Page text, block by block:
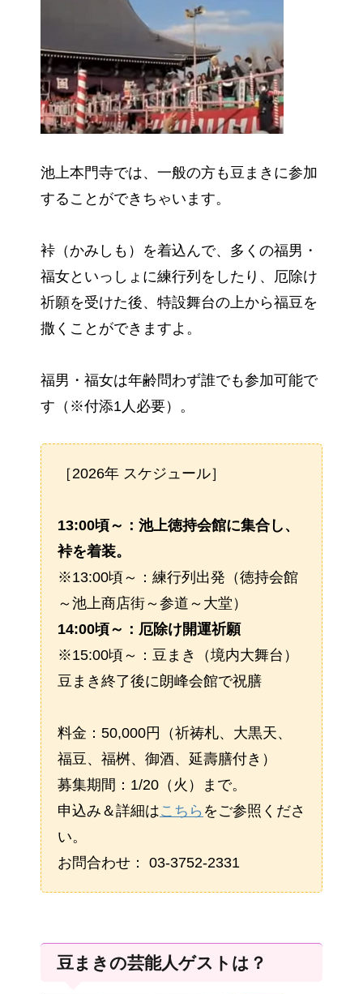
池上本門寺では、一般の方も豆まきに参加
することができちゃいます。
裃（かみしも）を着込んで、多くの福男・
福女といっしょに練行列をしたり、厄除け
祈願を受けた後、特設舞台の上から福豆を
撒くことができますよ。
福男・福女は年齢問わず誰でも参加可能で
す（※付添1人必要）。
［2026年 スケジュール］
13:00頃～：池上徳持会館に集合し、
裃を着装。
※13:00頃～：練行列出発（徳持会館
～池上商店街～参道～大堂）
14:00頃～：厄除け開運祈願
※15:00頃～：豆まき（境内大舞台）
豆まき終了後に朗峰会館で祝膳
料金：50,000円（祈祷札、大黒天、
福豆、福桝、御酒、延壽膳付き）
募集期間：1/20（火）まで。
申込み＆詳細はこちら をご参照くださ
い。
お問合わせ： 03-3752-2331
豆まきの芸能人ゲストは？